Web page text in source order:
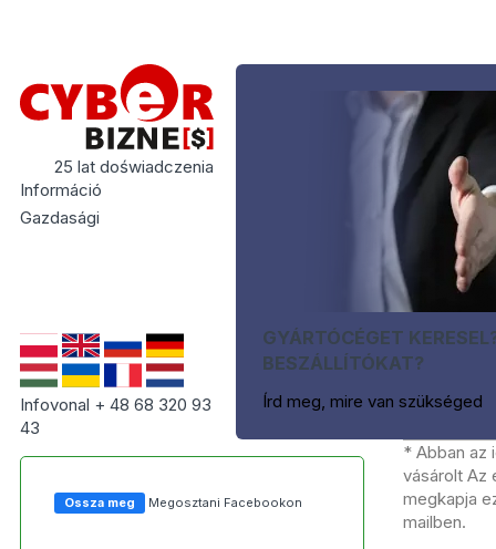
25 lat doświadczenia
Információ
Gazdasági
Infovonal + 48 68 320 93
43
GYÁRTÓCÉGET
BESZÁLLÍTÓKAT?
Írd meg, mire van szükséged
Ossza meg Megosztani Facebookon
* Abban az
vásárolt Az
megkapja
mailben.